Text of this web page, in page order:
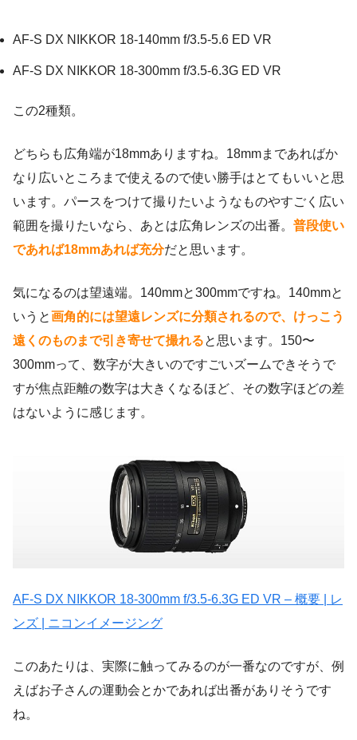
AF-S DX NIKKOR 18-140mm f/3.5-5.6 ED VR
AF-S DX NIKKOR 18-300mm f/3.5-6.3G ED VR
この2種類。
どちらも広角端が18mmありますね。18mmまであればか
なり広いところまで使えるので使い勝手はとてもいいと思
います。パースをつけて撮りたいようなものやすごく広い
範囲を撮りたいなら、あとは広角レンズの出番。 普段使い
であれば18mmあれば充分だと思います。
気になるのは望遠端。140mmと300mmですね。140mmと
いうと画角的には望遠レンズに分類されるので、けっこう
遠くのものまで引き寄せて撮れると思います。150〜
300mmって、数字が大きいのですごいズームできそうで
すが焦点距離の数字は大きくなるほど、その数字ほどの差
はないように感じます。
AF-S DX NIKKOR 18-300mm f/3.5-6.3G ED VR – 概要 | レ
ンズ | ニコンイメージング
このあたりは、実際に触ってみるのが一番なのですが、例
えばお子さんの運動会とかであれば出番がありそうです
ね。